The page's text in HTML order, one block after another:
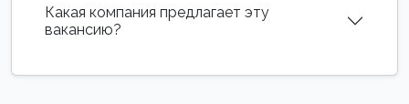
Какая компания предлагает эту
вакансию?